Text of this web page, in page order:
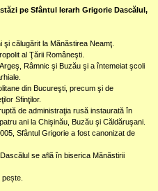
pe Sfântul Ierarh Grigorie Dascălul,
şi călugărit la Mănăstirea Neamţ.
al Ţării Româneşti.
Râmnic şi Buzău şi a întemeiat şcoli
din Bucureşti, precum şi de
Sfinţilor.
de administraţia rusă instaurată în
ani la Chişinău, Buzău şi Căldăruşani.
Sfântul Grigorie a fost canonizat de
se află în biserica Mănăstirii